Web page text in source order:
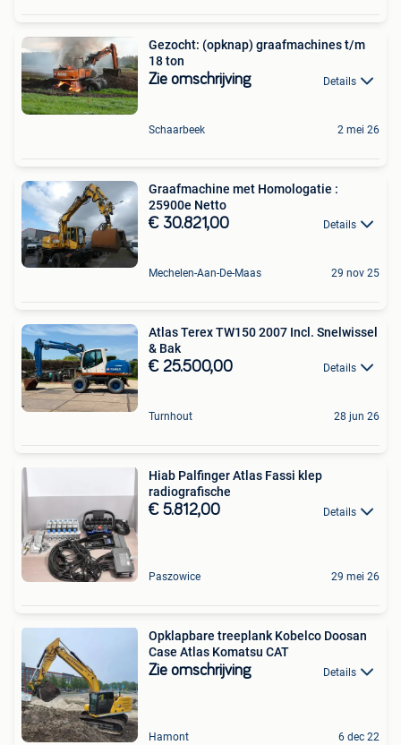
Gezocht: (opknap) graafmachines t/m
18 ton
Zie omschrijving Details
Schaarbeek 2 mei 26
Graafmachine met Homologatie :
25900e Netto
€ 30.821,00 Details
Mechelen-Aan-De-Maas 29 nov 25
Atlas Terex TW150 2007 Incl. Snelwissel
& Bak
€ 25.500,00 Details
Turnhout 28 jun 26
Hiab Palfinger Atlas Fassi klep
radiografische
€ 5.812,00 Details
Paszowice 29 mei 26
Opklapbare treeplank Kobelco Doosan
Case Atlas Komatsu CAT
Zie omschrijving Details
Hamont 6 dec 22